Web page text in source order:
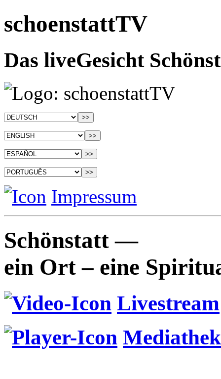
schoenstattTV
Das liveGesicht
Impressum
Schönstatt —
ein Ort – eine
Livestream
Mediathek